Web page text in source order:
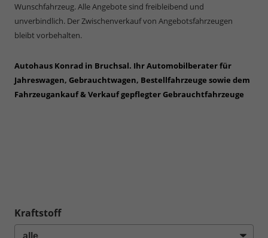
Wunschfahrzeug. Alle Angebote sind freibleibend und
unverbindlich. Der Zwischenverkauf von Angebotsfahrzeugen
bleibt vorbehalten.
Autohaus Konrad in Bruchsal. Ihr Automobilberater für
Jahreswagen, Gebrauchtwagen, Bestellfahrzeuge sowie dem
Fahrzeugankauf & Verkauf gepflegter Gebrauchtfahrzeuge
Kraftstoff